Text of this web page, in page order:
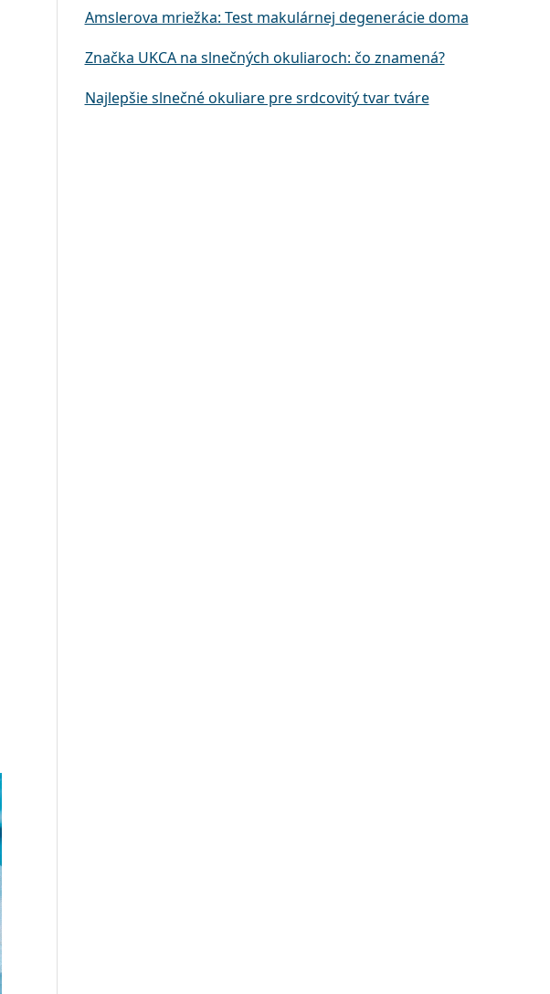
Amslerova mriežka: Test makulárnej degenerácie doma
Značka UKCA na slnečných okuliaroch: čo znamená?
Najlepšie slnečné okuliare pre srdcovitý tvar tváre